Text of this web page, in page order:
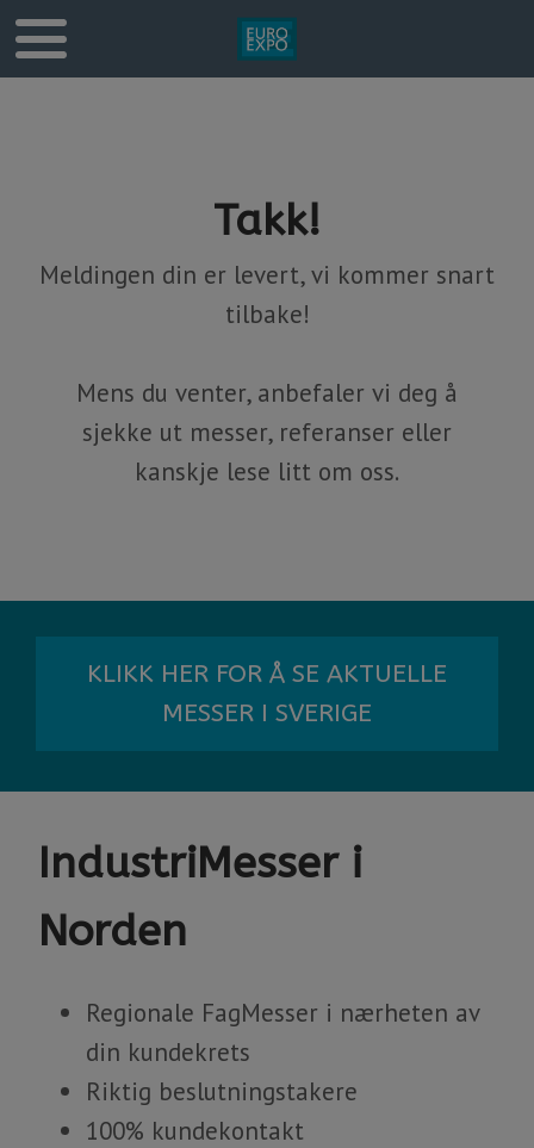
Takk!
Meldingen din er levert, vi kommer snart
tilbake!
Mens du venter, anbefaler vi deg å
sjekke ut messer, referanser eller
kanskje lese litt om oss.
KLIKK HER FOR Å SE AKTUELLE
MESSER I SVERIGE
IndustriMesser i
Norden
​​​​​​​Regionale FagMesser i nærheten av
din kundekrets
Riktig beslutningstakere
100% kundekontakt